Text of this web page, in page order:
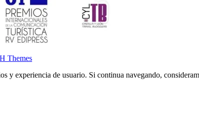
Themes
y experiencia de usuario. Si continua navegando,